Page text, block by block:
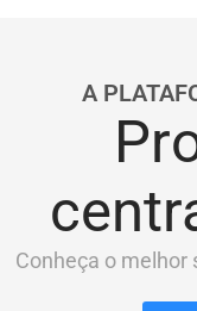
A
Conheça o melhor